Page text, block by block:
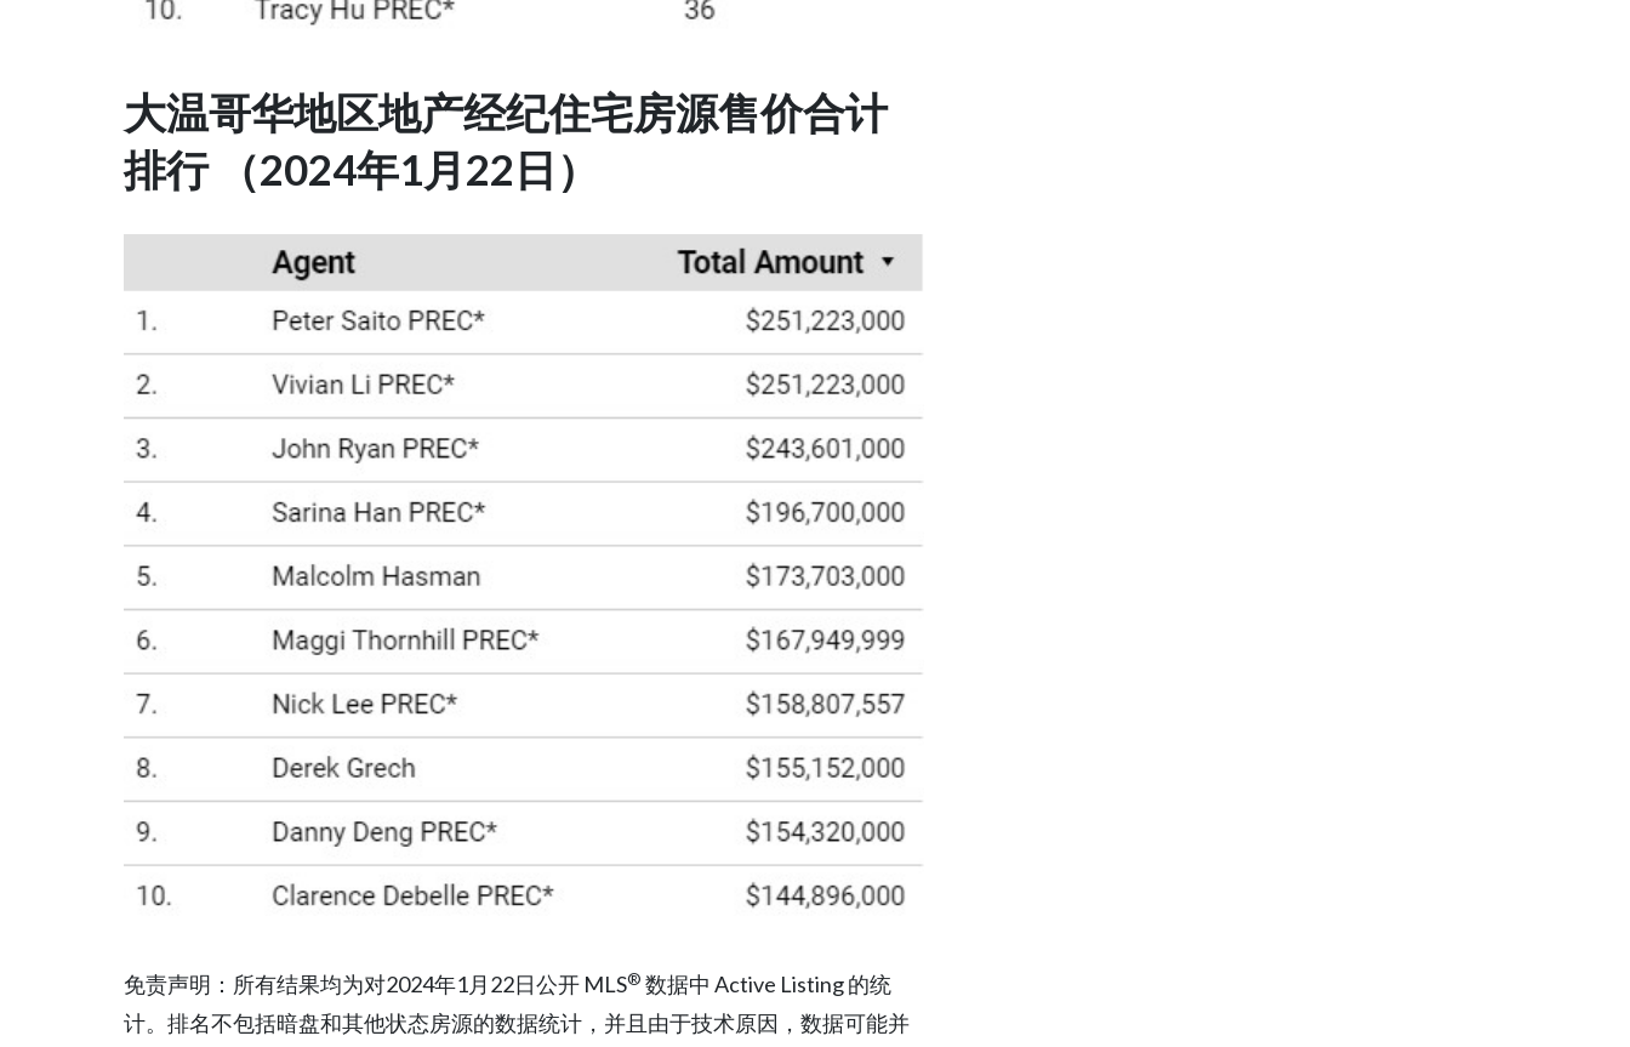
大温哥华地区地产经纪住宅房源售价合计
排行 （2024年1月22日）
免责声明：所有结果均为对2024年1月22日公开 MLS® 数据中 Active Listing 的统
计。排名不包括暗盘和其他状态房源的数据统计，并且由于技术原因，数据可能并